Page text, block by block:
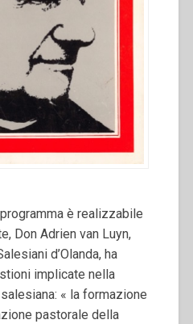
è realizzabile
Don Adrien van Luyn,
d’Olanda, ha
implicate nella
« la formazione
pastorale della